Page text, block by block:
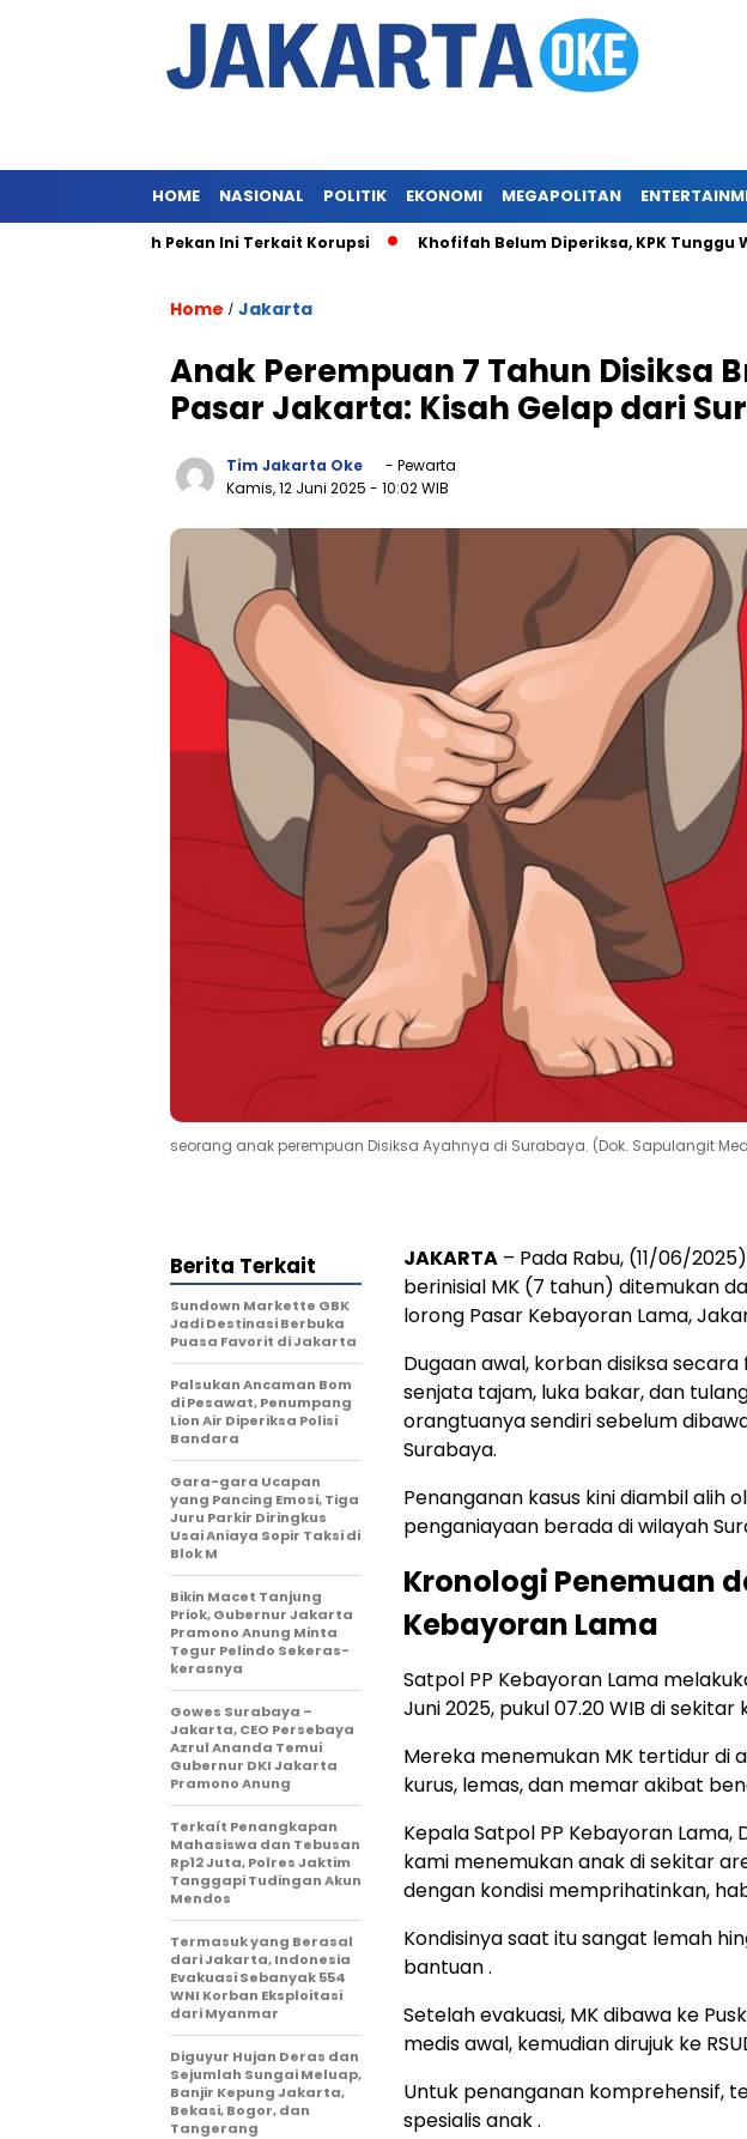
HOME NASIONAL POLITIK EKONOMI MEGAPOLITAN
Khofifah Pekan Ini Terkait Korupsi Khofifah Belum Diperiksa, KPK Tunggu Waktu
Home / Jakarta
Anak Perempuan 7 Tahun Disiksa
Pasar Jakarta: Kisah Gelap dari
Tim Jakarta Oke
- Pewarta
Kamis, 12 Juni 2025 - 10:02 WIB
seorang anak perempuan Disiksa Ayahnya di Surabaya. (Dok. Sapulangit
JAKARTA – Pada Rabu, (11/06/
berinisial MK (7 tahun) ditemukan
lorong Pasar Kebayoran Lama,
Dugaan awal, korban disiksa
senjata tajam, luka bakar, dan
orangtuanya sendiri sebelum
Surabaya.
Penanganan kasus kini diambil alih
penganiayaan berada di wilayah
Kronologi Penemuan
Kebayoran Lama
Satpol PP Kebayoran Lama
Juni 2025, pukul 07.20 WIB di sekitar
Mereka menemukan MK tertidur di
kurus, lemas, dan memar akibat
Kepala Satpol PP Kebayoran Lama,
kami menemukan anak di sekitar
dengan kondisi memprihatinkan,
Kondisinya saat itu sangat lemah
bantuan .
Setelah evakuasi, MK dibawa ke
medis awal, kemudian dirujuk ke
Untuk penanganan komprehensif,
spesialis anak .
Berita Terkait
Sundown Markette GBK
Jadi Destinasi Berbuka
Puasa Favorit di Jakarta
Palsukan Ancaman Bom
di Pesawat, Penumpang
Lion Air Diperiksa Polisi
Bandara
Gara-gara Ucapan
yang Pancing Emosi, Tiga
Juru Parkir Diringkus
Usai Aniaya Sopir Taksi di
Blok M
Bikin Macet Tanjung
Priok, Gubernur Jakarta
Pramono Anung Minta
Tegur Pelindo Sekeras-
kerasnya
Gowes Surabaya –
Jakarta, CEO Persebaya
Azrul Ananda Temui
Gubernur DKI Jakarta
Pramono Anung
Terkaít Penangkapan
Mahasiswa dan Tebusan
Rp12 Juta, Polres Jaktim
Tanggapi Tudingan Akun
Mendos
Termasuk yang Berasal
dari Jakarta, Indonesia
Evakuasi Sebanyak 554
WNI Korban Eksploitasi
dari Myanmar
Diguyur Hujan Deras dan
Sejumlah Sungai Meluap,
Banjir Kepung Jakarta,
Bekasi, Bogor, dan
Tangerang